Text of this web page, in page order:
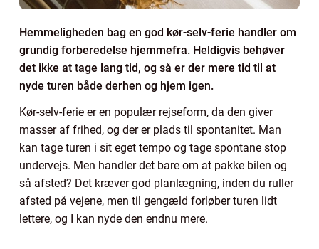
Hemmeligheden bag en god kør-selv-ferie handler om
grundig forberedelse hjemmefra. Heldigvis behøver
det ikke at tage lang tid, og så er der mere tid til at
nyde turen både derhen og hjem igen.
Kør-selv-ferie er en populær rejseform, da den giver
masser af frihed, og der er plads til spontanitet. Man
kan tage turen i sit eget tempo og tage spontane stop
undervejs. Men handler det bare om at pakke bilen og
så afsted? Det kræver god planlægning, inden du ruller
afsted på vejene, men til gengæld forløber turen lidt
lettere, og I kan nyde den endnu mere.